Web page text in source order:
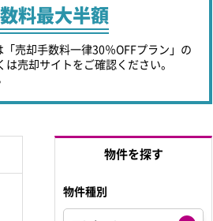
料最大半額
売却手数料一律30％OFFプラン」の
売却サイトをご確認ください。
物件を探す
物件種別